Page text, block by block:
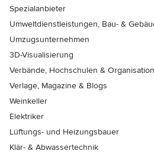
Spezialanbieter
Umweltdienstleistungen, Bau- &
Umzugsunternehmen
3D-Visualisierung
Verbände, Hochschulen &
Verlage, Magazine & Blogs
Weinkeller
Elektriker
Lüftungs- und Heizungsbauer
Klär- & Abwassertechnik